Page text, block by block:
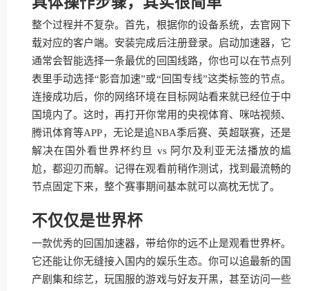
整个过程并不复杂。首先，根据你的设备系统，去官网下
载对应的客户端。安装完成后注册登录。启动加速器，它
通常会智能选择一条最优的回国线路，你也可以在节点列
表里手动选择“影音加速”或“回国专线”这类标签的节点。
连接成功后，你的网络环境在目标网站看来就已经位于中
国境内了。这时，再打开你常用的央视体育、咪咕视频、
腾讯体育等APP，无论是追NBA季后赛、英超联赛，还是
解决在国外看世界杯约旦 vs 阿尔及利亚无法播放的尴
尬，都迎刃而解。记得在观看前稍作测试，找到最流畅的
节点固定下来，整个赛事期间基本就可以高枕无忧了。
不仅仅是世界杯
一款优秀的回国加速器，带给你的远不止是观看世界杯。
它还能让你无缝接入国内的娱乐生态。你可以追最新的国
产剧集和综艺，玩国服的游戏与好友开黑，甚至访问一些